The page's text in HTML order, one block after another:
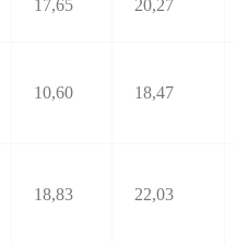
17,65 20,27
10,60 18,47
18,83 22,03